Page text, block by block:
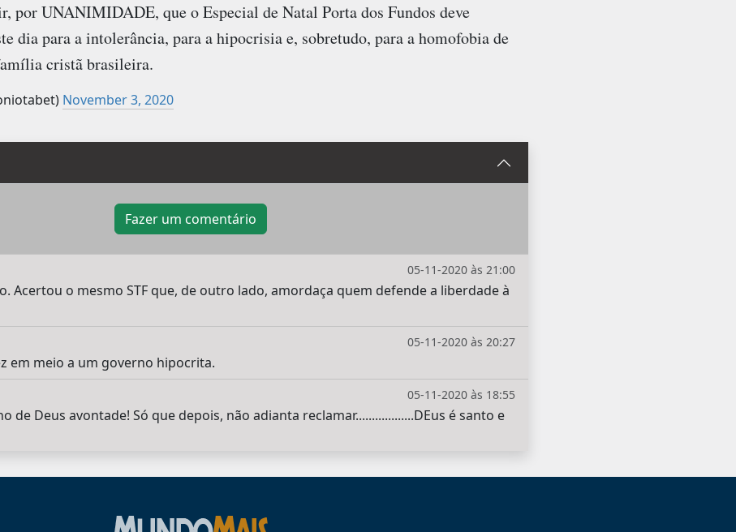
por UNANIMIDADE, que o Especial de Natal Porta dos Fundos deve
dia para a intolerância, para a hipocrisia e, sobretudo, para a homofobia de
cristã brasileira.
November 3, 2020
Fazer um comentário
05-11-2020 às 21:00
Acertou o mesmo STF que, de outro lado, amordaça quem defende a liberdade à
05-11-2020 às 20:27
em meio a um governo hipocrita.
05-11-2020 às 18:55
de Deus avontade! Só que depois, não adianta reclamar..................DEus é santo e